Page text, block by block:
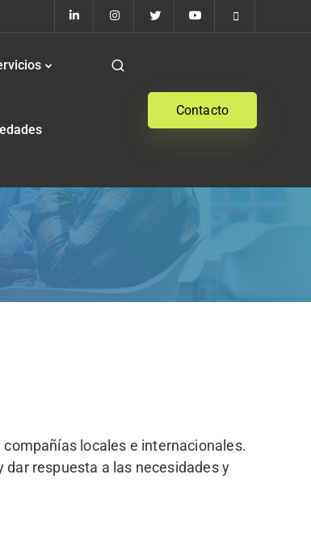
Contacto
locales e internacionales.
respuesta a las necesidades y